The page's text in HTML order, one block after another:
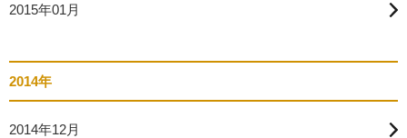
2015年01月
2014年
2014年12月